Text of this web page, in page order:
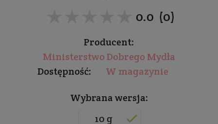
0.0 (0)
Producent:
Ministerstwo Dobrego Mydła
Dostępność:
W magazynie
Wybrana wersja:
10 g